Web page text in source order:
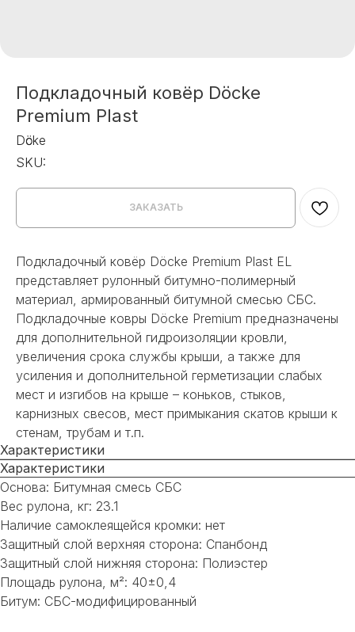
Подкладочный ковёр Döcke
Premium Plast
Dӧcke
SKU:
ЗАКАЗАТЬ
Подкладочный ковёр Döcke Premium Plast EL
представляет рулонный битумно-полимерный
материал, армированный битумной смесью СБС.
Подкладочные ковры Döcke Premium предназначены
для дополнительной гидроизоляции кровли,
увеличения срока службы крыши, а также для
усиления и дополнительной герметизации слабых
мест и изгибов на крыше – коньков, стыков,
карнизных свесов, мест примыкания скатов крыши к
стенам, трубам и т.п.
Характеристики
Характеристики
Основа: Битумная смесь СБС
Вес рулона, кг: 23.1
Наличие самоклеящейся кромки: нет
Защитный слой верхняя сторона: Спанбонд
Защитный слой нижняя сторона: Полиэстер
Площадь рулона, м²: 40±0,4
Битум: СБС-модифицированный